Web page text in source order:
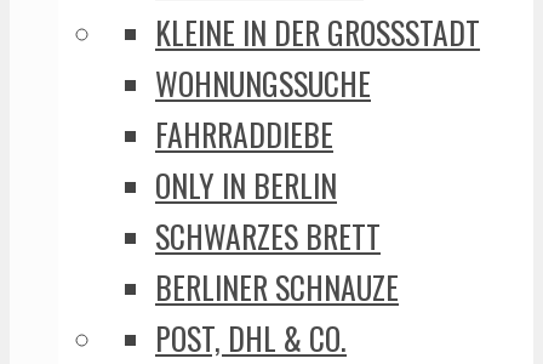
KLEINE IN DER GROSSSTADT
WOHNUNGSSUCHE
FAHRRADDIEBE
ONLY IN BERLIN
SCHWARZES BRETT
BERLINER SCHNAUZE
POST, DHL & CO.